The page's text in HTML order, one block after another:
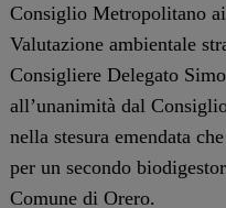
Consiglio Metropolitano
Valutazione ambientale
Consigliere Delegato
all’unanimità dal
nella stesura emendata
per un secondo
Comune di Orero.